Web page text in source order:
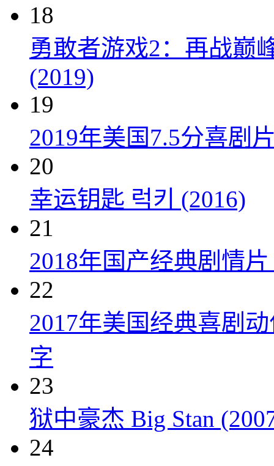
18
勇敢者游戏2：再战巅
(2019)
19
2019年美国7.5分喜剧
20
幸运钥匙 럭키 (2016)
21
2018年国产经典剧情
22
2017年美国经典喜剧
字
23
狱中豪杰 Big Stan
24